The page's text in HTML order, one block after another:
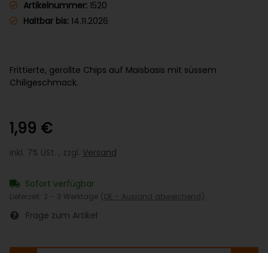
Artikelnummer: 1520
Haltbar bis: 14.11.2026
Frittierte, gerollte Chips auf Maisbasis mit süssem
Chiligeschmack.
1,99 €
inkl. 7% USt. , zzgl. Versand
Sofort verfügbar
Lieferzeit: 2 - 3 Werktage (DE - Ausland abweichend)
Frage zum Artikel